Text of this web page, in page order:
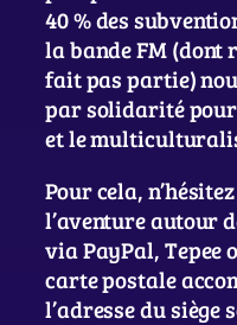
40 % des
la bande FM (dont
fait pas partie)
par solidarité
et le
Pour cela,
l’aventure autour
via PayPal, Tepee
carte postale
l’adresse du siège